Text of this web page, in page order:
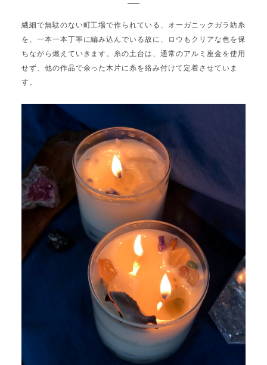
繊細で無駄のない町工場で作られている、オーガニックガラ紡糸
を、一本一本丁寧に編み込んでいる故に、ロウもクリアな色を保
ちながら燃えていきます。糸の土台は、通常のアルミ座金を使用
せず、他の作品で余った木片に糸を絡み付けて定着させていま
す。